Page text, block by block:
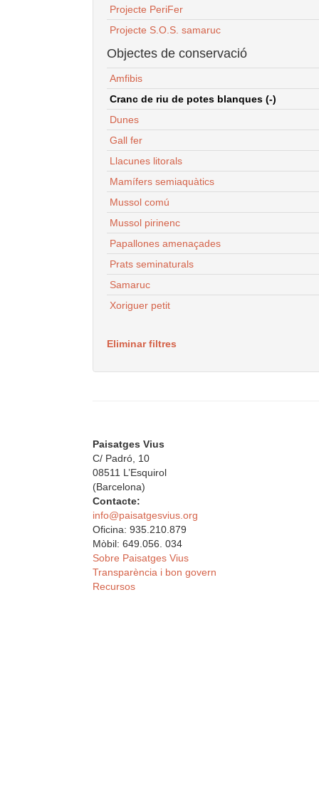
Projecte PeriFer
Projecte S.O.S. samaruc
Objectes de conservació
Amfibis
Cranc de riu de potes blanques (-)
Dunes
Gall fer
Llacunes litorals
Mamífers semiaquàtics
Mussol comú
Mussol pirinenc
Papallones amenaçades
Prats seminaturals
Samaruc
Xoriguer petit
Eliminar filtres
Paisatges Vius
C/ Padró, 10
08511 L’Esquirol
(Barcelona)
Contacte:
info@paisatgesvius.org
Oficina: 935.210.879
Mòbil: 649.056. 034
Sobre Paisatges Vius
Transparència i bon govern
Recursos